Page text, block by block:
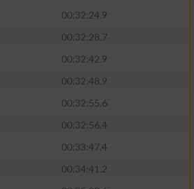
00:32:24.9
00:32:28.7
00:32:42.9
00:32:48.9
00:32:55.6
00:32:56.4
00:33:47.4
00:34:41.2